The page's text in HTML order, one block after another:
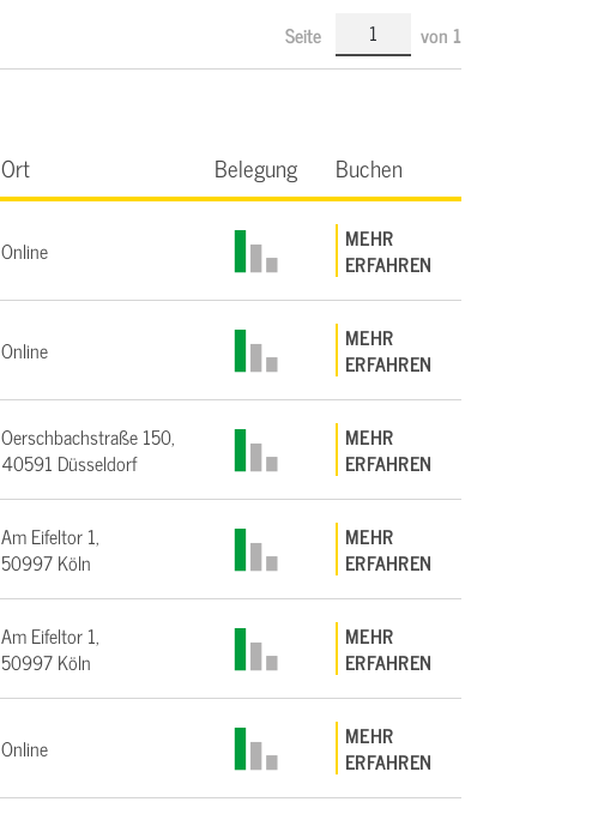
Seite von 1
Ort Belegung Buchen
Online
MEHR
ERFAHREN
Online
MEHR
ERFAHREN
Oerschbachstraße 150,
40591 Düsseldorf
MEHR
ERFAHREN
Am Eifeltor 1,
50997 Köln
MEHR
ERFAHREN
Am Eifeltor 1,
50997 Köln
MEHR
ERFAHREN
Online
MEHR
ERFAHREN